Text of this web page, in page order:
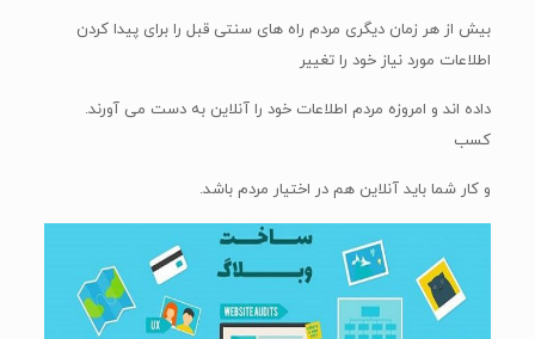
بیش از هر زمان دیگری مردم راه های سنتی قبل را برای پیدا کردن
اطلاعات مورد نیاز خود را تغییر
داده اند و امروزه مردم اطلاعات خود را آنلاین به دست می آورند.
کسب
و کار شما باید آنلاین هم در اختیار مردم باشد.